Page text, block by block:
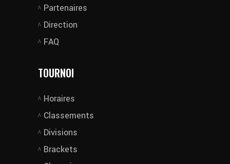
Partenaires
Direction
FAQ
TOURNOI
Horaires
Classements
Divisions
Brackets